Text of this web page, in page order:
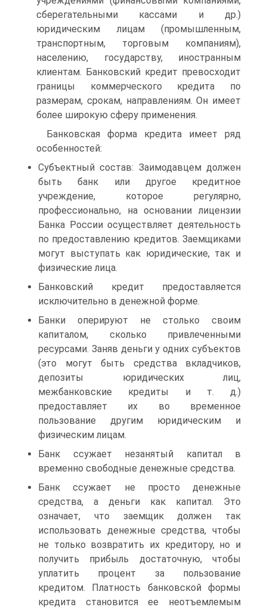
сберегательными кассами и др.)
юридическим лицам (промышленным,
транспортным, торговым компаниям),
населению, государству, иностранным
клиентам. Банковский кредит превосходит
границы коммерческого кредита по
размерам, срокам, направлениям. Он имеет
более широкую сферу применения.
Банковская форма кредита имеет ряд
особенностей:
Субъектный состав: Заимодавцем должен
быть банк или другое кредитное
учреждение, которое регулярно,
профессионально, на основании лицензии
Банка России осуществляет деятельность
по предоставлению кредитов. Заемщиками
могут выступать как юридические, так и
физические лица.
Банковский кредит предоставляется
исключительно в денежной форме.
Банки оперируют не столько своим
капиталом, сколько привлеченными
ресурсами. Заняв деньги у одних субъектов
(это могут быть средства вкладчиков,
депозиты юридических лиц,
межбанковские кредиты и т. д.)
предоставляет их во временное
пользование другим юридическим и
физическим лицам.
Банк ссужает незанятый капитал в
временно свободные денежные средства.
Банк ссужает не просто денежные
средства, а деньги как капитал. Это
означает, что заемщик должен так
использовать денежные средства, чтобы
не только возвратить их кредитору, но и
получить прибыль достаточную, чтобы
уплатить процент за пользование
кредитом. Платность банковской формы
кредита становится ее неотъемлемым